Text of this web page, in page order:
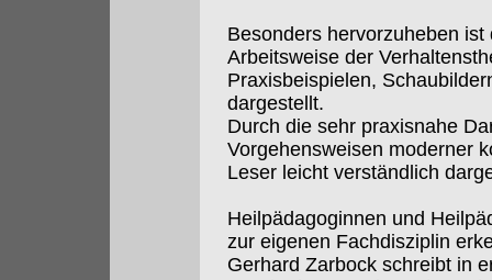
Besonders hervorzuheben
Arbeitsweise der
Praxisbeispielen,
dargestellt.
Durch die sehr praxisnahe
Vorgehensweisen moderner
Leser leicht verständlich
Heilpädagoginnen und
zur eigenen Fachdisziplin
Gerhard Zarbock schreibt in